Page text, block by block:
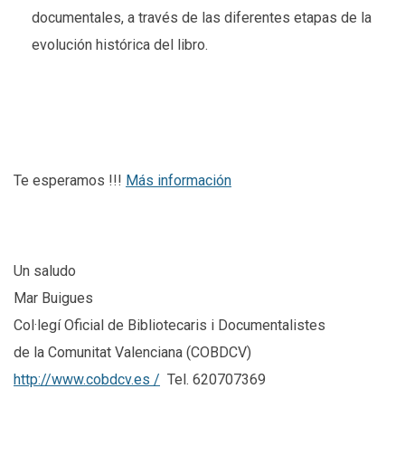
documentales, a través de las diferentes etapas de la
evolución histórica del libro.
Te esperamos !!! Más información
Un saludo
Mar Buigues
Col·legí Oficial de Bibliotecaris i Documentalistes
de la Comunitat Valenciana (COBDCV)
http://www.cobdcv.es / Tel. 620707369